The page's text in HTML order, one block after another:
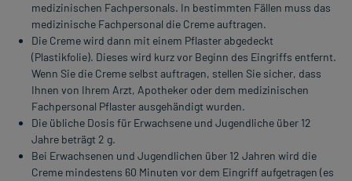
medizinischen Fachpersonals. In bestimmten Fällen muss das
medizinische Fachpersonal die Creme auftragen.
Die Creme wird dann mit einem Pflaster abgedeckt
(Plastikfolie). Dieses wird kurz vor Beginn des Eingriffs entfernt.
Wenn Sie die Creme selbst auftragen, stellen Sie sicher, dass
Ihnen von Ihrem Arzt, Apotheker oder dem medizinischen
Fachpersonal Pflaster ausgehändigt wurden.
Die übliche Dosis für Erwachsene und Jugendliche über 12
Jahre beträgt 2 g.
Bei Erwachsenen und Jugendlichen über 12 Jahren wird die
Creme mindestens 60 Minuten vor dem Eingriff aufgetragen (es